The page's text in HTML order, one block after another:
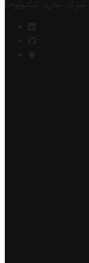
شركة مخزن التكنولوجيا